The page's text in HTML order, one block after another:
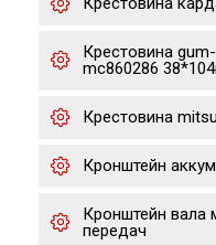
Крестовина
mc860286
Крестовина
Кронштейн
Кронштейн вала
передач